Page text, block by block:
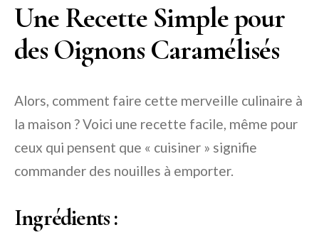
Une Recette Simple pour
des Oignons Caramélisés
Alors, comment faire cette merveille culinaire à
la maison ? Voici une recette facile, même pour
ceux qui pensent que « cuisiner » signifie
commander des nouilles à emporter.
Ingrédients :